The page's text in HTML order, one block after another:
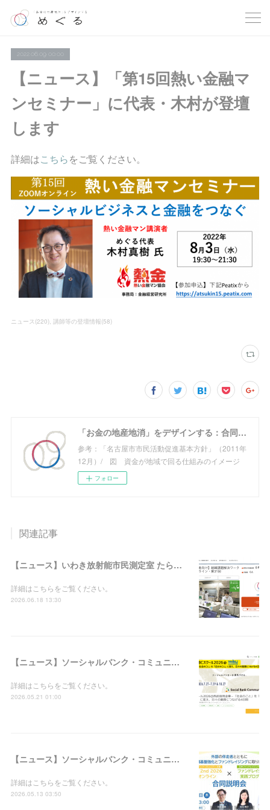
2022.06.09 00:00
【ニュース】「第15回熱い金融マ
ンセミナー」に代表・木村が登壇
します
詳細はこちらをご覧ください。
ニュース(220) 講師等の登壇情報(58)
「お金の地産地消」をデザインする：合同会社めぐる
参考：「名古屋市市民活動促進基本方針」（2011年
12月）/ 図 資金が地域で回る仕組みのイメージ
フォロー
関連記事
【ニュース】いわき放射能市民測定室 たらちね：「組織課題解決ワークショップ＠オンライン・第31回」の支援者募集を開始しました
詳細はこちらをご覧ください。
2026.06.18 13:30
【ニュース】ソーシャルバンク・コミュニティ：「SBCスクール2026＠西武信用金庫－『社会のこと』を『自分のこと』に変え、日々の業務につなげる4日間」の参加者募集を開始しました
詳細はこちらをご覧ください。
2026.05.21 01:00
【ニュース】ソーシャルバンク・コミュニティ：「WILL 2nd 2026＠オンライン × ファンドレイジング実践プログラム合同説明会」の参加者募集を開始しました
詳細はこちらをご覧ください。
2026.05.13 03:50